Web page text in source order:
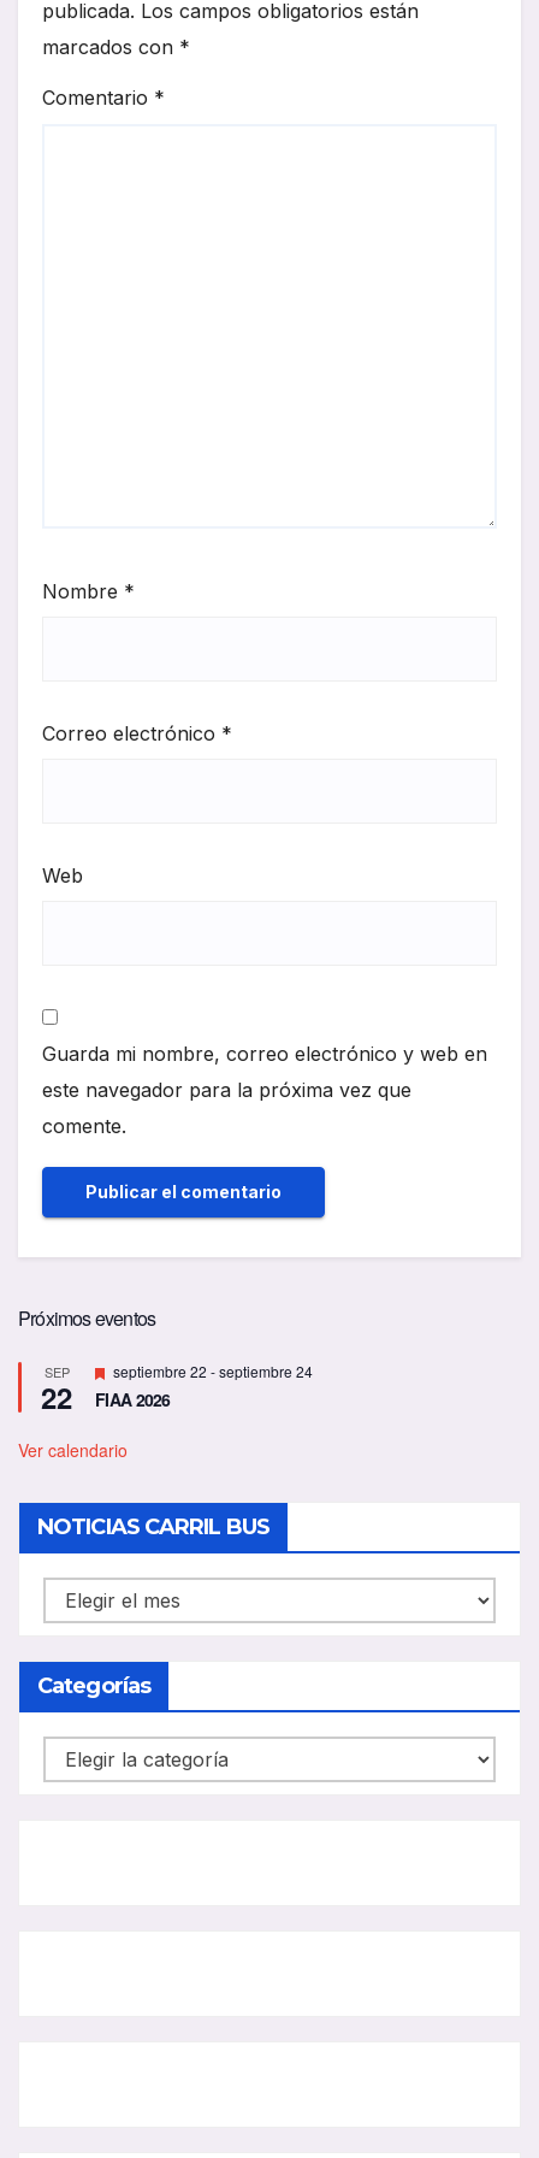
publicada. Los campos obligatorios están
marcados con *
Comentario *
Nombre *
Correo electrónico *
Web
Guarda mi nombre, correo electrónico y web en
este navegador para la próxima vez que
comente.
Próximos eventos
SEP
22
D
e
s
a
d
o
septiembre 22 -septiembre 24
FIAA 2026
Ver calendario
NOTICIAS CARRIL BUS
NOTICIAS
CARRIL
BUS
Categorías
Categorías